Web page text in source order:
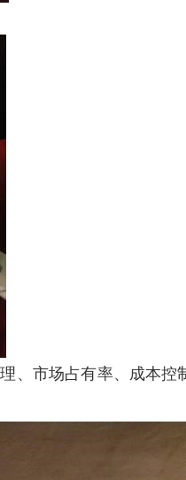
、市场占有率、成本控